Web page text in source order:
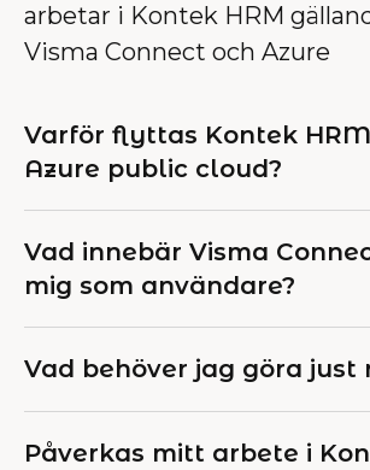
arbetar i Kontek HRM
Visma Connect och Azure
Varför flyttas Kontek
Azure public cloud?
Vad innebär Visma
mig som användare?
Vad behöver jag göra just
Påverkas mitt arbete i